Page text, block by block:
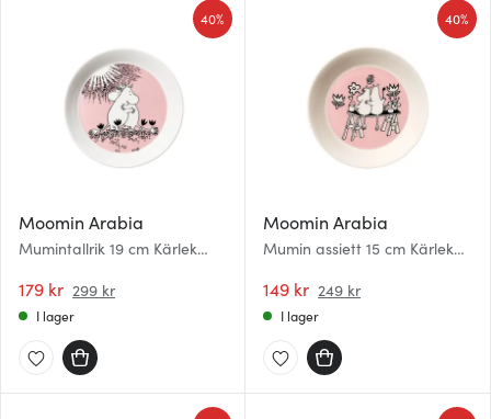
Moomin Arabia
Mumintallrik 19 cm Kärlek
179 kr 299 kr
40%
I lager
Moomin Arabia
Mumin assiett 15 cm Kärlek
149 kr 249 kr
40%
I lager